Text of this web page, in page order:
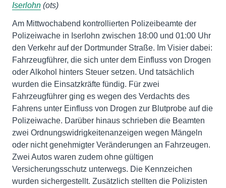
Iserlohn (ots)
Am Mittwochabend kontrollierten Polizeibeamte der
Polizeiwache in Iserlohn zwischen 18:00 und 01:00 Uhr
den Verkehr auf der Dortmunder Straße. Im Visier dabei:
Fahrzeugführer, die sich unter dem Einfluss von Drogen
oder Alkohol hinters Steuer setzen. Und tatsächlich
wurden die Einsatzkräfte fündig. Für zwei
Fahrzeugführer ging es wegen des Verdachts des
Fahrens unter Einfluss von Drogen zur Blutprobe auf die
Polizeiwache. Darüber hinaus schrieben die Beamten
zwei Ordnungswidrigkeitenanzeigen wegen Mängeln
oder nicht genehmigter Veränderungen an Fahrzeugen.
Zwei Autos waren zudem ohne gültigen
Versicherungsschutz unterwegs. Die Kennzeichen
wurden sichergestellt. Zusätzlich stellten die Polizisten